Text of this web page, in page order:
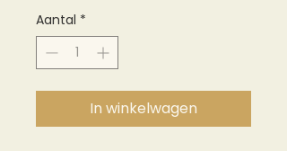
Aantal *
In winkelwagen